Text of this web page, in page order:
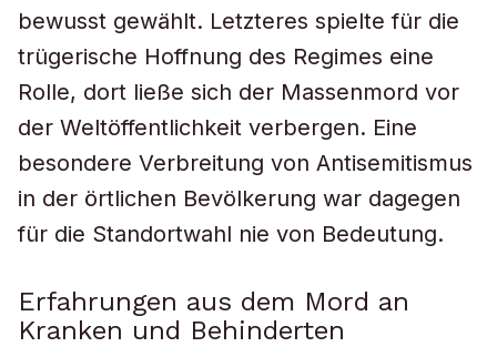
bewusst gewählt. Letzteres spielte für die
trügerische Hoffnung des Regimes eine
Rolle, dort ließe sich der Massenmord vor
der Weltöffentlichkeit verbergen. Eine
besondere Verbreitung von Antisemitismus
in der örtlichen Bevölkerung war dagegen
für die Standortwahl nie von Bedeutung.
Erfahrungen aus dem Mord an
Kranken und Behinderten